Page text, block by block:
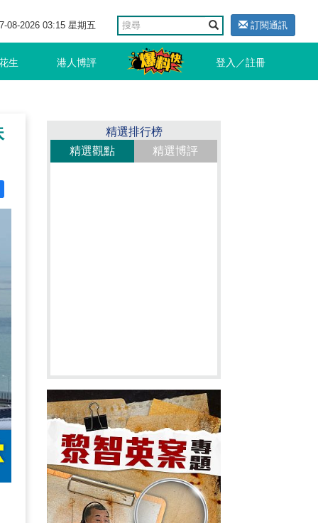
08-2026 03:15 星期五 訂閱通訊
生 港人博評 登入／註冊
精選排行榜
精選觀點
精選博評